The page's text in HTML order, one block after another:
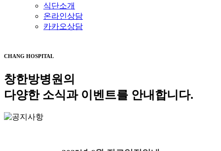
식단소개
온라인상담
카카오상담
CHANG HOSPITAL
창한방병원의
다양한 소식과 이벤트를 안내합니다.